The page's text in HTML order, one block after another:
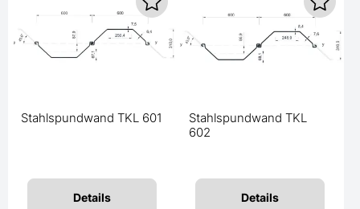
Stahlspundwand TKL 601
Details
Stahlspundwand TKL
602
Details